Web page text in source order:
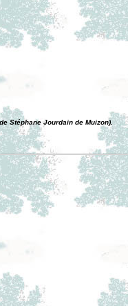
Stéphane Jourdain de Muizon).